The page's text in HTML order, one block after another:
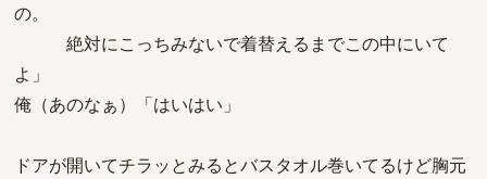
の。
絶対にこっちみないで着替えるまでこの中にいて
よ」
俺（あのなぁ）「はいはい」
ドアが開いてチラッとみるとバスタオル巻いてるけど胸元